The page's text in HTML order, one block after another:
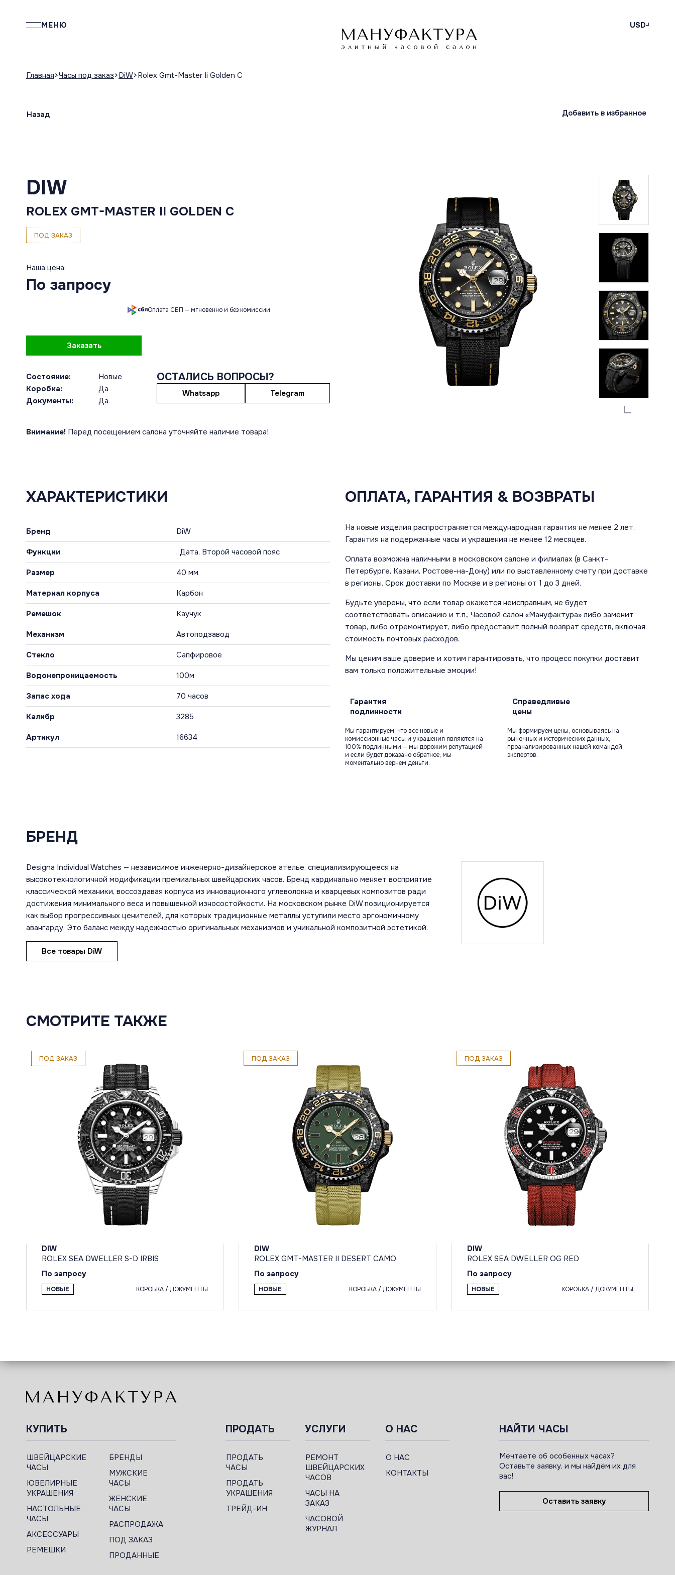
МЕНЮ USD
Главная Часы под заказ DiW Rolex Gmt-Master Ii Golden C
Назад Добавить в избранное
DIW
ROLEX GMT-MASTER II GOLDEN C
ПОД ЗАКАЗ
Наша цена:
По запросу
Оплата СБП — мгновенно и без комиссии
Заказать
Состояние:
Новые
Коробка:
Да
Документы:
Да
ОСТАЛИСЬ ВОПРОСЫ?
Whatsapp Telegram
Внимание! Перед посещением салона уточняйте наличие товара!
ХАРАКТЕРИСТИКИ
Бренд DiW
Функции , Дата, Второй часовой пояс
Размер 40 мм
Материал корпуса Карбон
Ремешок Каучук
Механизм Автоподзавод
Стекло Сапфировое
Водонепроницаемость 100м
Запас хода 70 часов
Калибр 3285
Артикул 16634
ОПЛАТА, ГАРАНТИЯ & ВОЗВРАТЫ
На новые изделия распространяется международная гарантия не менее 2 лет.
Гарантия на подержанные часы и украшения не менее 12 месяцев.
Оплата возможна наличными в московском салоне и филиалах (в Санкт-
Петербурге, Казани, Ростове-на-Дону) или по выставленному счету при доставке
в регионы. Срок доставки по Москве и в регионы от 1 до 3 дней.
Будьте уверены, что если товар окажется неисправным, не будет
соответствовать описанию и т.п., Часовой салон «Мануфактура» либо заменит
товар, либо отремонтирует, либо предоставит полный возврат средств, включая
стоимость почтовых расходов.
Мы ценим ваше доверие и хотим гарантировать, что процесс покупки доставит
вам только положительные эмоции!
Гарантия
подлинности
Мы гарантируем, что все новые и
комиссионные часы и украшения являются на
100% подлинными — мы дорожим репутацией
и если будет доказано обратное, мы
моментально вернем деньги.
Справедливые
цены
Мы формируем цены, основываясь на
рыночных и исторических данных,
проанализированных нашей командой
экспертов.
БРЕНД
Designa Individual Watches — независимое инженерно-дизайнерское ателье, специализирующееся на
высокотехнологичной модификации премиальных швейцарских часов. Бренд кардинально меняет восприятие
классической механики, воссоздавая корпуса из инновационного углеволокна и кварцевых композитов ради
достижения минимального веса и повышенной износостойкости. На московском рынке DiW позиционируется
как выбор прогрессивных ценителей, для которых традиционные металлы уступили место эргономичному
авангарду. Это баланс между надежностью оригинальных механизмов и уникальной композитной эстетикой.
Все товары DiW
СМОТРИТЕ ТАКЖЕ
ПОД ЗАКАЗ
DIW
ROLEX SEA DWELLER S-D IRBIS
По запросу
НОВЫЕ КОРОБКА / ДОКУМЕНТЫ
ПОД ЗАКАЗ
DIW
ROLEX GMT-MASTER II DESERT CAMO
По запросу
НОВЫЕ КОРОБКА / ДОКУМЕНТЫ
ПОД ЗАКАЗ
DIW
ROLEX SEA DWELLER OG RED
По запросу
НОВЫЕ КОРОБКА / ДОКУМЕНТЫ
КУПИТЬ
ШВЕЙЦАРСКИЕ
ЧАСЫ
ЮВЕЛИРНЫЕ
УКРАШЕНИЯ
НАСТОЛЬНЫЕ
ЧАСЫ
АКСЕССУАРЫ
РЕМЕШКИ
БРЕНДЫ
МУЖСКИЕ
ЧАСЫ
ЖЕНСКИЕ
ЧАСЫ
РАСПРОДАЖА
ПОД ЗАКАЗ
ПРОДАННЫЕ
ПРОДАТЬ
ПРОДАТЬ
ЧАСЫ
ПРОДАТЬ
УКРАШЕНИЯ
ТРЕЙД-ИН
УСЛУГИ
РЕМОНТ
ШВЕЙЦАРСКИХ
ЧАСОВ
ЧАСЫ НА
ЗАКАЗ
ЧАСОВОЙ
ЖУРНАЛ
О НАС
О НАС
КОНТАКТЫ
НАЙТИ ЧАСЫ
Мечтаете об особенных часах?
Оставьте заявку, и мы найдём их для
вас!
Оставить заявку